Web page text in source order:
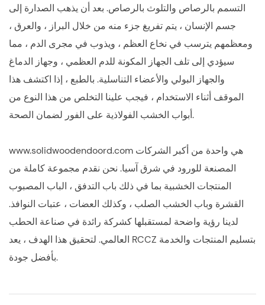
التسمم بالرصاص والتلوث بالرصاص. بعد أن يذهب الصدارة إلى
جسم الإنسان ، يتم تفريغ جزء منه من خلال البراز ، والعرق ،
ومعظمهم يترسب في نخاع العظم ، ويذوب في مجرى الدم ، مما
سيؤدي إلى تلف الجهاز المكونة للدم العظمي ، وجهاز الدماغ
والجهاز البولي والأعضاء التناسلية. بالطبع ، إذا اكتشف هذا
الموقف أثناء الاستخدام ، فيجب علينا التخلص من هذا النوع من
أبواب الخشب الفولاذية على الفور لضمان الصحة.
www.solidwoodendoord.com هي واحدة من أكبر الشركات
المصنعة للورود في شرق آسيا. نحن نقدم مجموعة كاملة من
المنتجات الخشبية بما في ذلك باب التدفق ، الباب المصبوب
القشرة وباب الخشب الصلب ، وكذلك العضات ، عتبات النوافذ.
لدينا رؤية واضحة لمستقبلها كشركة رائدة في صناعة الحطب
العالمي. لتحقيق هذا الهدف ، يعد RCCZ بتسليم المنتجات والخدمة
بأفضل جودة.